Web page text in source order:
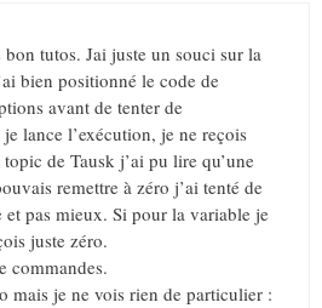
tutos. Jai juste un souci sur la
bien positionné le code de
avant de tenter de
lance l’exécution, je ne reçois
de Tausk j’ai pu lire qu’une
remettre à zéro j’ai tenté de
et pas mieux. Si pour la variable je
juste zéro.
commandes.
mais je ne vois rien de particulier :